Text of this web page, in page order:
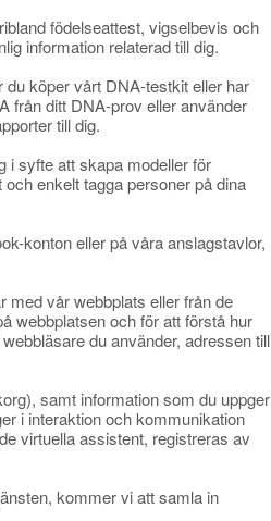
födelseattest, vigselbevis och
information relaterad till dig.
köper vårt DNA-testkit eller har
från ditt DNA-prov eller använder
till dig.
i syfte att skapa modeller för
enkelt tagga personer på dina
konton eller på våra anslagstavlor,
med vår webbplats eller från de
webbplatsen och för att förstå hur
du använder, adressen till
samt information som du uppger
i interaktion och kommunikation
virtuella assistent, registreras av
kommer vi att samla in